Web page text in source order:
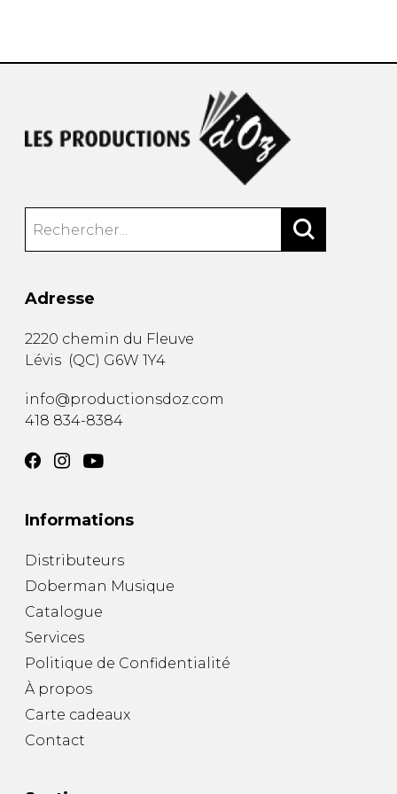
Adresse
2220 chemin du Fleuve
Lévis (QC) G6W 1Y4
info@productionsdoz.com
418 834-8384
Informations
Distributeurs
Doberman Musique
Catalogue
Services
Politique de Confidentialité
À propos
Carte cadeaux
Contact